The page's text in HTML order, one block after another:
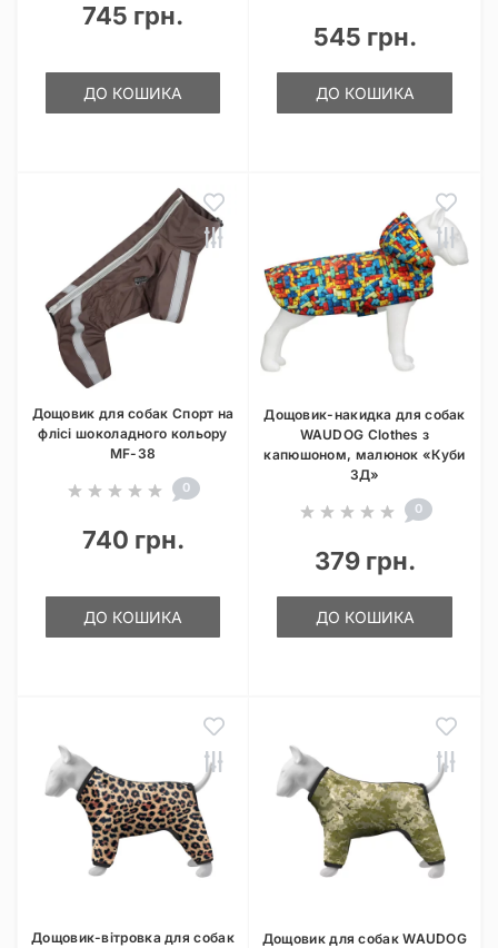
745 грн.
ДО КОШИКА
545 грн.
ДО КОШИКА
Дощовик для собак Спорт на
флісі шоколадного кольору
MF-38
0
740 грн.
ДО КОШИКА
Дощовик-накидка для собак
WAUDOG Clothes з
капюшоном, малюнок «Куби
3Д»
0
379 грн.
ДО КОШИКА
Дощовик-вітровка для собак
Дощовик для собак WAUDOG